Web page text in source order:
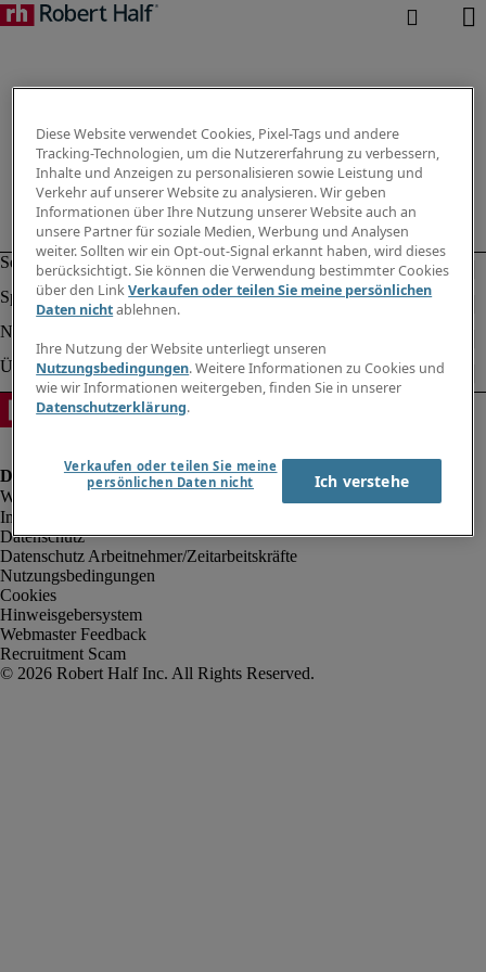
Impressum
Datenschutz
Datenschutz Arbeitnehmer/Zeitarbeitskräfte
Nutzungsbedingungen
Cookies
Hinweisgebersystem
Webmaster Feedback
Recruitment Scam
Diese Website verwendet Cookies, Pixel-Tags und andere
Tracking-Technologien, um die Nutzererfahrung zu verbessern,
Inhalte und Anzeigen zu personalisieren sowie Leistung und
Verkehr auf unserer Website zu analysieren. Wir geben
Informationen über Ihre Nutzung unserer Website auch an
unsere Partner für soziale Medien, Werbung und Analysen
weiter. Sollten wir ein Opt-out-Signal erkannt haben, wird dieses
berücksichtigt. Sie können die Verwendung bestimmter Cookies
über den LinkVerkaufen oder teilen Sie meine persönlichen
Daten nichtablehnen.
Ihre Nutzung der Website unterliegt unseren
Nutzungsbedingungen. Weitere Informationen zu Cookies und
wie wir Informationen weitergeben, finden Sie in unserer
Datenschutzerklärung.
Verkaufen oder teilen Sie meine
persönlichen Daten nicht
Ich verstehe